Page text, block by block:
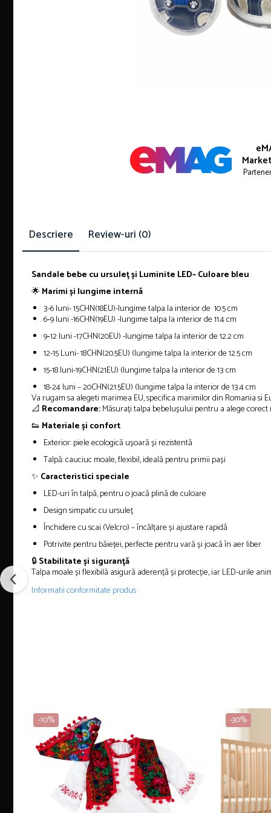
Descriere Review-uri (0)
Sandale bebe cu ursuleț și Luminite LED– Culoare bleu
🌟 Marimi și lungime internă
3-6 luni- 15CHN(18EU)-lungime talpa la interior de 10.5 cm
6‑9 luni -16CHN(19EU) -lungime talpa la interior de 11.4 cm
9‑12 luni -17CHN(20EU) -lungime talpa la interior de 12.2 cm
12-15 Luni- 18CHN(20.5EU) (lungime talpa la interior de 12.5 cm
15-18 luni-19CHN(21EU) (lungime talpa la interior de 13 cm
18-24 luni – 20CHN(21.5EU) (lungime talpa la interior de 13.4 cm
Va rugam sa alegeti marimea EU, specifica marimilor din Romania si
📐 Recomandare:Măsurați talpa bebelușului pentru a alege corect
👟 Materiale și confort
Exterior: piele ecologică ușoară și rezistentă
Talpă: cauciuc moale, flexibil, ideală pentru primii pași
✨ Caracteristici speciale
LED-uri în talpă, pentru o joacă plină de culoare
Design simpatic cu ursuleț
Închidere cu scai (Velcro) – încălțare și ajustare rapidă
Potrivite pentru băieței, perfecte pentru vară și joacă în aer liber
🔒Stabilitate și siguranță
Talpa moale și flexibilă asigură aderență și protecție, iar LED-urile
Informatii conformitate produs
-10% -30%